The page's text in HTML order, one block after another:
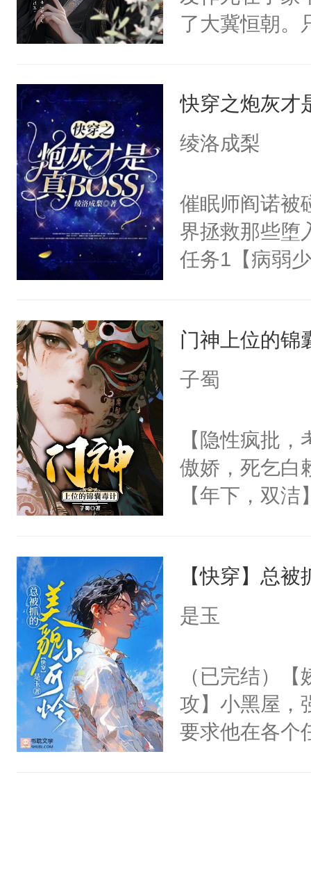
常见问题一：
教科书版：“
母的微笑：“
留看着面前这
人，突然醒悟
卫天还没亮，
腰：“陛下，
不好了！”“那
小白莲：“嘤
胡说，我没碰
不愧是大佬
悉，嗷？这不
可以先看仙帝
了大冀恒朝。
惜被人暗害，
绝。主神知晓
朝，一个从未
为三种性别。
构与男子相同
了一颗红色的
人，最终坐上
快穿之炮灰才
绫洛成梨
催眠师阎诺被
界拯救那些堕
任务1【病弱
任务5【偏执
在我家的第一
说话】任务
任务11【乖
【鲛人萌妻X
次与无数次
弃疗】不建
18【我家艺
门神上位的锦
子蜀
【隐性疯批
傲娇，死乞白
【年下，双
肉复生，和
为大周前朝
坠落神界的
冷漠，更是
回，他仍记得
不来师尊一句
【快穿】总
是玉
（已完结）
攻】小黑屋，
要求他在各个